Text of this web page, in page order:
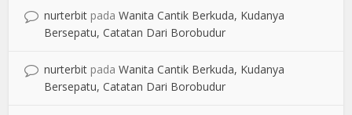
nurterbit padaWanita Cantik Berkuda, Kudanya
Bersepatu, Catatan Dari Borobudur
nurterbit padaWanita Cantik Berkuda, Kudanya
Bersepatu, Catatan Dari Borobudur